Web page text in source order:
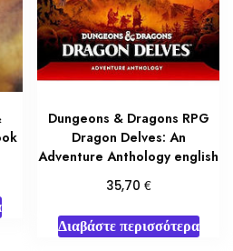
Dungeons & Dragons RPG
Dragon Delves: An
Adventure Anthology english
35,70 €
Διαβάστε περισσότερα